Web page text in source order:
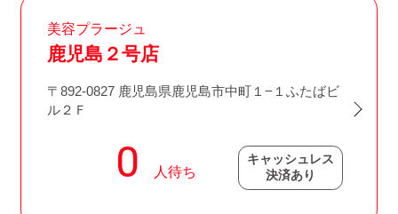
美容プラージュ
鹿児島２号店
〒892-0827 鹿児島県鹿児島市中町１−１ふたばビ
ル２Ｆ
キャッシュレス
決済あり